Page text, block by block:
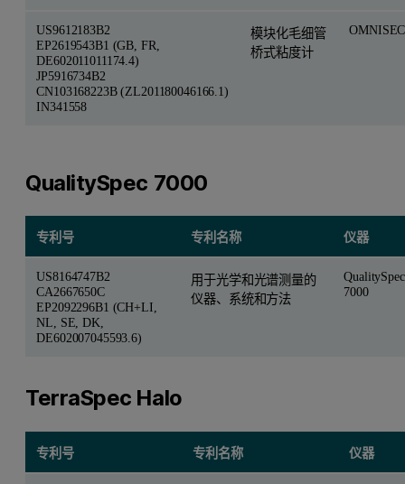
US9612183B2
EP2619543B1 (GB, FR,
DE602011011174.4)
JP5916734B2
CN103168223B (ZL201180046166.1)
IN341558
模块化毛细管
桥式粘度计
OMNISEC
QualitySpec 7000
专利号 专利名称 仪器
US8164747B2
CA2667650C
EP2092296B1 (CH+LI,
NL, SE, DK,
DE602007045593.6)
用于光学和光谱测量的
仪器、系统和方法
QualitySpec
7000
TerraSpec Halo
专利号 专利名称 仪器